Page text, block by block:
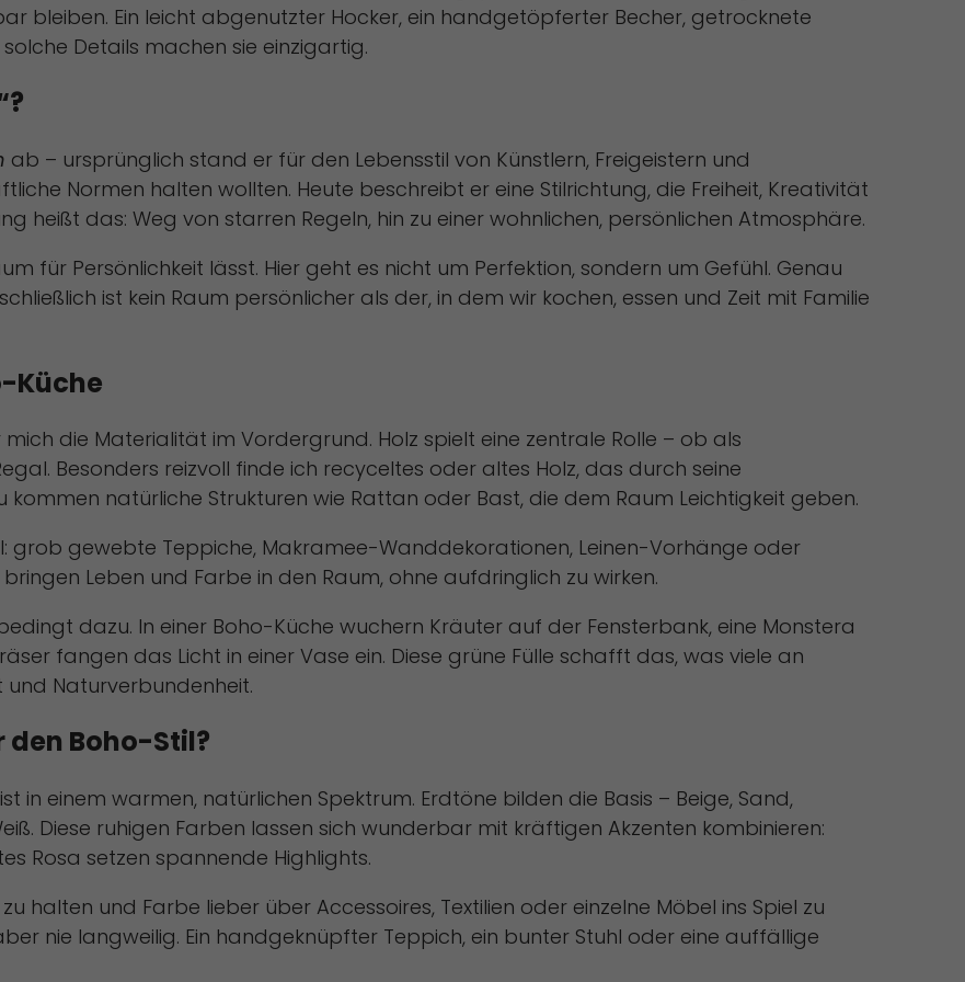
bleiben. Ein leicht abgenutzter Hocker, ein handgetöpferter Becher, getrocknete
Details machen sie einzigartig.
ab – ursprünglich stand er für den Lebensstil von Künstlern, Freigeistern und
Normen halten wollten. Heute beschreibt er eine Stilrichtung, die Freiheit, Kreativität
heißt das: Weg von starren Regeln, hin zu einer wohnlichen, persönlichen Atmosphäre.
für Persönlichkeit lässt. Hier geht es nicht um Perfektion, sondern um Gefühl. Genau
ist kein Raum persönlicher als der, in dem wir kochen, essen und Zeit mit Familie
Küche
die Materialität im Vordergrund. Holz spielt eine zentrale Rolle – ob als
Besonders reizvoll finde ich recyceltes oder altes Holz, das durch seine
natürliche Strukturen wie Rattan oder Bast, die dem Raum Leichtigkeit geben.
grob gewebte Teppiche, Makramee-Wanddekorationen, Leinen-Vorhänge oder
Leben und Farbe in den Raum, ohne aufdringlich zu wirken.
dazu. In einer Boho-Küche wuchern Kräuter auf der Fensterbank, eine Monstera
fangen das Licht in einer Vase ein. Diese grüne Fülle schafft das, was viele an
und Naturverbundenheit.
den Boho-Stil?
in einem warmen, natürlichen Spektrum. Erdtöne bilden die Basis – Beige, Sand,
Diese ruhigen Farben lassen sich wunderbar mit kräftigen Akzenten kombinieren:
Rosa setzen spannende Highlights.
halten und Farbe lieber über Accessoires, Textilien oder einzelne Möbel ins Spiel zu
nie langweilig. Ein handgeknüpfter Teppich, ein bunter Stuhl oder eine auffällige
(1) Statistiken
Cookies erfassen Informationen anonym. Diese Informationen helfen
(2) Marketing
Cookies werden von Drittanbietern oder Publishern verwendet, um
Werbung anzuzeigen. Sie tun dies, indem sie Besucher über
hinweg verfolgen.
Cookie-Informationen anzeigen
Medien (1) Externe Medien
Zugriff auf diese Inhalte keiner manuellen Einwilligung mehr.
Datenschutzerklärung Impressum